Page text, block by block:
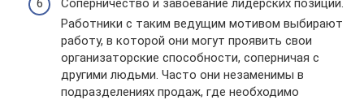
Работники с таким ведущим мотивом выбирают
работу, в которой они могут проявить свои
организаторские способности, соперничая с
другими людьми. Часто они незаменимы в
подразделениях продаж, где необходимо